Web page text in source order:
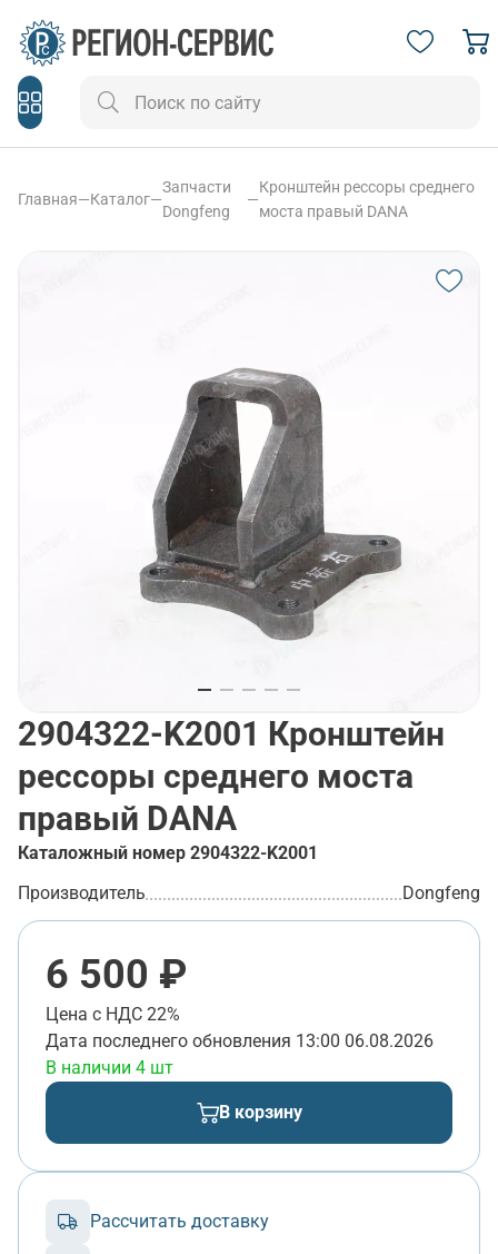
Главная—Каталог—
Запчасти
Dongfeng
—
Кронштейн рессоры среднего
моста правый DANA
2904322-K2001 Кронштейн
рессоры среднего моста
правый DANA
Каталожный номер 2904322-K2001
Производитель
Dongfeng
6 500 ₽
Цена с НДС 22%
Дата последнего обновления 13:00 06.08.2026
В наличии 4 шт
В корзину
Рассчитать доставку